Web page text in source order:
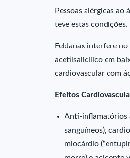
Pessoas alérgicas ao
teve estas condições.
Feldanax interfere
acetilsalicílico em
cardiovascular com
Efeitos
Anti-inflamatórios
sanguíneos),
miocárdio